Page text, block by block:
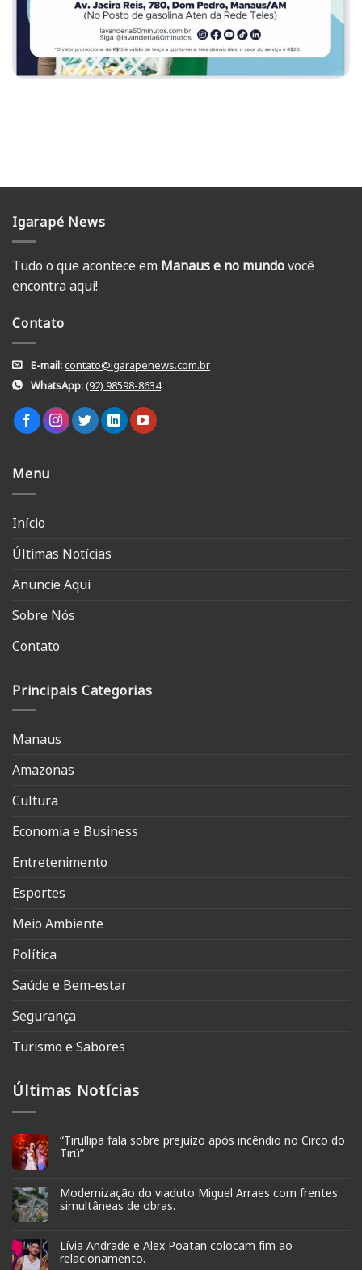
Igarapé News
Tudo o que acontece em Manaus e no mundovocê
encontra aqui!
Contato
E-mail:contato@igarapenews.com.br
WhatsApp:(92) 98598-8634
Menu
Início
Últimas Notícias
Anuncie Aqui
Sobre Nós
Contato
Principais Categorias
Manaus
Amazonas
Cultura
Economia e Business
Entretenimento
Esportes
Meio Ambiente
Política
Saúde e Bem-estar
Segurança
Turismo e Sabores
Últimas Notícias
“Tirullipa fala sobre prejuízo após incêndio no Circo do
Tirú”
Modernização do viaduto Miguel Arraes com frentes
simultâneas de obras.
Lívia Andrade e Alex Poatan colocam fim ao
relacionamento.